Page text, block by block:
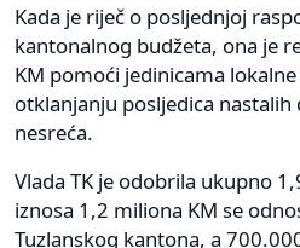
Kada je riječ o posljednjoj
kantonalnog budžeta, ona je
KM pomoći jedinicama
otklanjanju posljedica
nesreća.
Vlada TK je odobrila ukupno
iznosa 1,2 miliona KM se
Tuzlanskog kantona, a